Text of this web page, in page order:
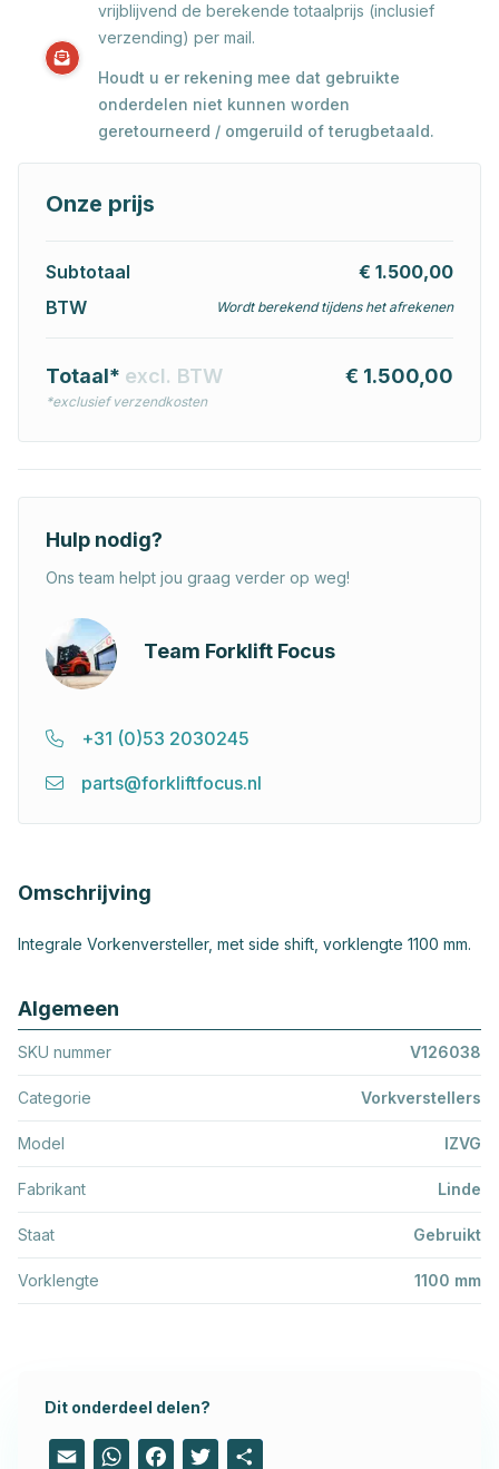
vrijblijvend de berekende totaalprijs (inclusief
verzending) per mail.
Houdt u er rekening mee dat gebruikte
onderdelen niet kunnen worden
geretourneerd / omgeruild of terugbetaald.
Onze prijs
Subtotaal
€ 1.500,00
BTW
Wordt berekend tijdens het afrekenen
Totaal* excl. BTW
*exclusief verzendkosten
€ 1.500,00
Hulp nodig?
Ons team helpt jou graag verder op weg!
Team Forklift Focus
+31 (0)53 2030245
parts@forkliftfocus.nl
Omschrijving
Integrale Vorkenversteller, met side shift, vorklengte 1100 mm.
Algemeen
SKU nummer V126038
Categorie Vorkverstellers
Model IZVG
Fabrikant Linde
Staat Gebruikt
Vorklengte 1100 mm
Dit onderdeel delen?
Email WhatsAppFacebook
Twitter